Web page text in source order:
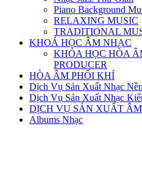
Piano Background
RELAXING MUSIC
TRADITIONAL
KHOÁ HỌC ÂM NHẠC
KHÓA HỌC HÒA
PRODUCER
HÒA ÂM PHỐI KHÍ
Dịch Vụ Sản Xuất Nhạc
Dịch Vụ Sản Xuất Nhạc
DỊCH VỤ SẢN XUẤT
Albums Nhạc